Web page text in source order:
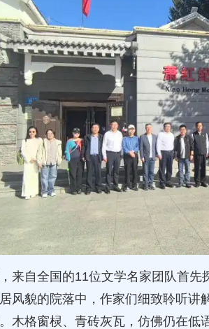
来自全国的11位文学名家团队首
风貌的院落中，作家们细致聆听讲
木格窗棂、青砖灰瓦，仿佛仍在低